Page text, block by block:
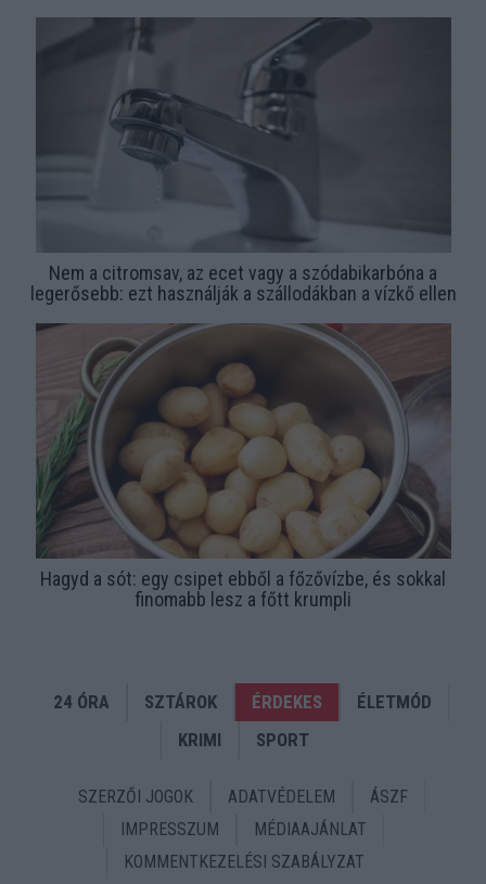
Nem a citromsav, az ecet vagy a szódabikarbóna a
legerősebb: ezt használják a szállodákban a vízkő ellen
Hagyd a sót: egy csipet ebből a főzővízbe, és sokkal
finomabb lesz a főtt krumpli
24 ÓRA SZTÁROK ÉRDEKES
ÉLETMÓD
KRIMI
SPORT
SZERZŐI JOGOK ADATVÉDELEM
ÁSZF
IMPRESSZUM
MÉDIAAJÁNLAT
KOMMENTKEZELÉSI SZABÁLYZAT